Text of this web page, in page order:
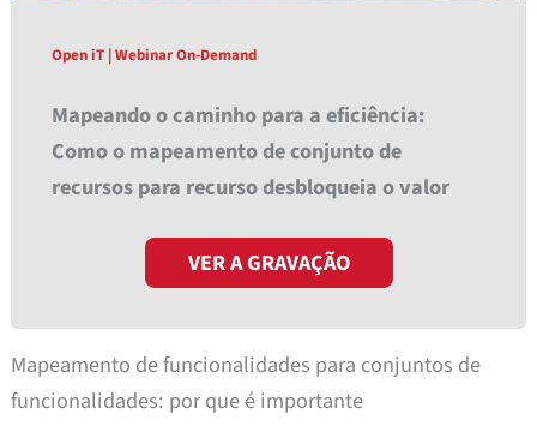
Open iT | Webinar On-Demand
Mapeando o caminho para a eficiência:
Como o mapeamento de conjunto de
recursos para recurso desbloqueia o valor
VER A GRAVAÇÃO
Mapeamento de funcionalidades para conjuntos de
funcionalidades: por que é importante